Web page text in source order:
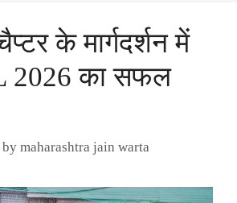
के मार्गदर्शन में
2026 का सफल
by maharashtra jain warta